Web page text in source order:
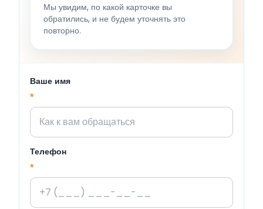
Мы увидим, по какой карточке вы
обратились, и не будем уточнять это
повторно.
Ваше имя
*
Телефон
*